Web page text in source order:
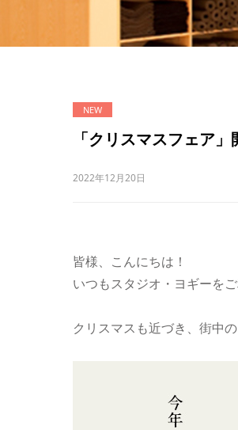
「クリスマスフェア」
2022年12月20日
皆様、こんにちは！
いつもスタジオ・ヨギーを
クリスマスも近づき、街中